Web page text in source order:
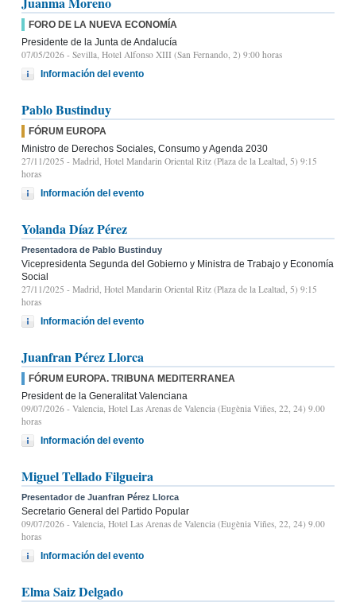
FORO DE LA NUEVA ECONOMÍA
Presidente de la Junta de Andalucía
07/05/2026 - Sevilla, Hotel Alfonso XIII (San Fernando, 2) 9:00 horas
Información del evento
Pablo Bustinduy
FÓRUM EUROPA
Ministro de Derechos Sociales, Consumo y Agenda 2030
27/11/2025 - Madrid, Hotel Mandarin Oriental Ritz (Plaza de la Lealtad, 5) 9:15
horas
Información del evento
Yolanda Díaz Pérez
Presentadora de Pablo Bustinduy
Vicepresidenta Segunda del Gobierno y Ministra de Trabajo y Economía
Social
27/11/2025 - Madrid, Hotel Mandarin Oriental Ritz (Plaza de la Lealtad, 5) 9:15
horas
Información del evento
Juanfran Pérez Llorca
FÓRUM EUROPA. TRIBUNA MEDITERRANEA
President de la Generalitat Valenciana
09/07/2026 - Valencia, Hotel Las Arenas de Valencia (Eugènia Viñes, 22, 24) 9.00
horas
Información del evento
Miguel Tellado Filgueira
Presentador de Juanfran Pérez Llorca
Secretario General del Partido Popular
09/07/2026 - Valencia, Hotel Las Arenas de Valencia (Eugènia Viñes, 22, 24) 9.00
horas
Información del evento
Elma Saiz Delgado